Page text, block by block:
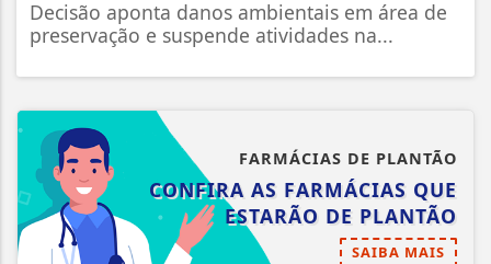
Decisão aponta danos ambientais em área de
preservação e suspende atividades na...
FARMÁCIAS DE PLANTÃO
CONFIRA AS FARMÁCIAS QUE
ESTARÃO DE PLANTÃO
SAIBA MAIS